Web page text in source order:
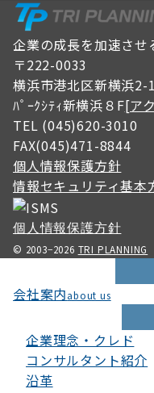
企業の成長を加速させ
〒222-0033
横浜市港北区新横浜2-
ﾊﾟｰｸｼﾃｨ新横浜８F[ア
TEL (045)620-3010
FAX(045)471-8844
個人情報保護方針
情報セキュリティ基本
個人情報保護方針
© 2003−2026 TRI PLANNING
会社案内about us
企業理念・クレド
コンサルタント紹介
沿革